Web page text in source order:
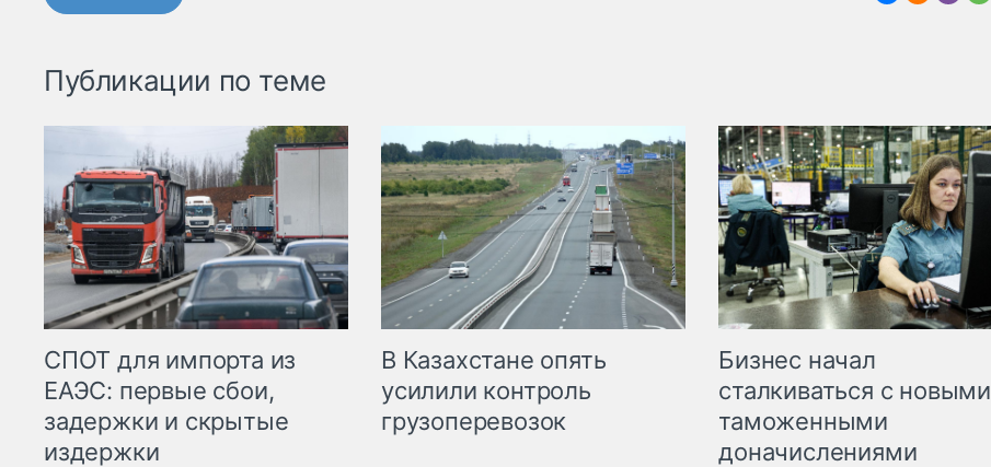
Публикации по теме
СПОТ для импорта из
ЕАЭС: первые сбои,
задержки и скрытые
издержки
В Казахстане опять
усилили контроль
грузоперевозок
Бизнес начал
сталкиваться с новыми
таможенными
доначислениями